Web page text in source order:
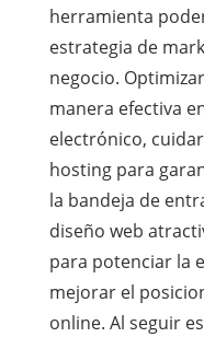
herramienta
estrategia de
negocio.
manera efectiva
electrónico,
hosting para
la bandeja de
diseño web
para potenciar la
mejorar el
online. Al seguir